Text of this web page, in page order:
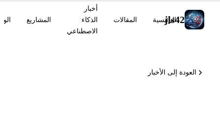
jls42
الرئيسية المقالات
أخبار
الذكاء
الاصطناعي
المشاريع
العودة إلى الأخبار